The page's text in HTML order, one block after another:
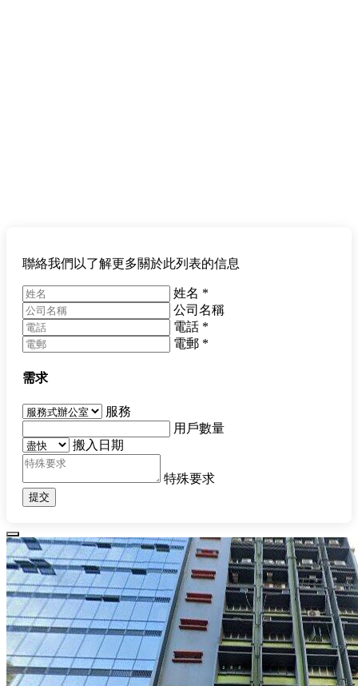
聯絡我們以了解更多關於此列表的信息
姓名 *
公司名稱
電話 *
電郵 *
需求
服務
用戶數量
搬入日期
特殊要求
提交